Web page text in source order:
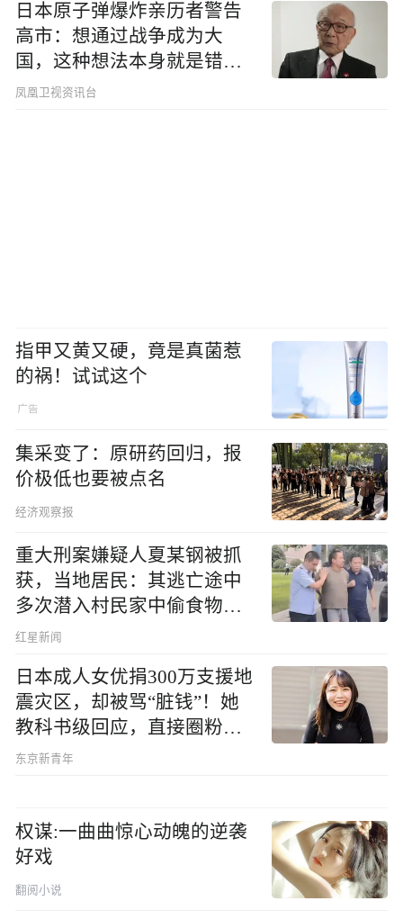
日本原子弹爆炸亲历者警告
高市：想通过战争成为大
国，这种想法本身就是错误
的
凤凰卫视资讯台
指甲又黄又硬，竟是真菌惹
的祸！试试这个
集采变了：原研药回归，报
价极低也要被点名
经济观察报
重大刑案嫌疑人夏某钢被抓
获，当地居民：其逃亡途中
多次潜入村民家中偷食物被
发现
红星新闻
日本成人女优捐300万支援地
震灾区，却被骂“脏钱”！她
教科书级回应，直接圈粉无
数
东京新青年
权谋:一曲曲惊心动魄的逆袭
好戏
翻阅小说